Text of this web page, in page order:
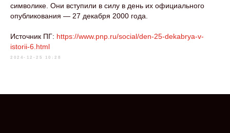
символике. Они вступили в силу в день их официального
опубликования — 27 декабря 2000 года.
Источник ПГ: https://www.pnp.ru/social/den-25-dekabrya-v-
istorii-6.html
2024-12-25 10:28